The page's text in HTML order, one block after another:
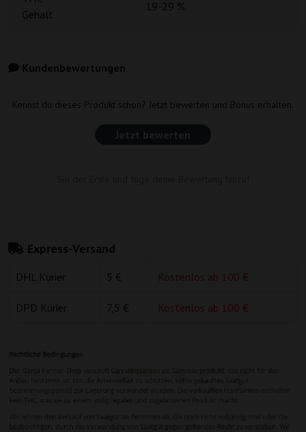
Gehalt
19-29 %
Kundenbewertungen
Kennst du dieses Produkt schon? Jetzt bewerten und Bonus erhalten.
Jetzt bewerten
Express-Versand
DHL Kurier 5 € Kostenlos ab 100 €
DPD Kurier 7,5 € Kostenlos ab 100 €